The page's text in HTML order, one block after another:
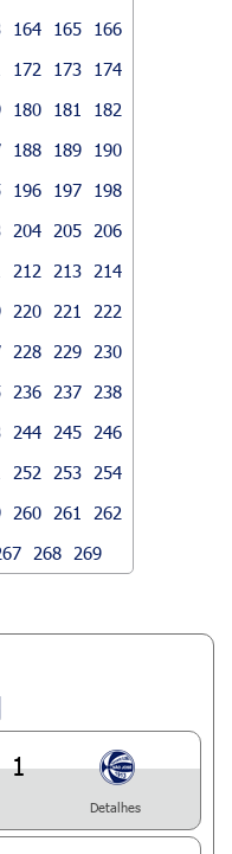
164 165
166
172 173
174
180 181
182
188 189
190
196 197
198
204 205
206
212 213
214
220 221
222
228 229
230
236 237
238
244 245
246
252 253
254
260 261
262
268 269
1
Detalhes